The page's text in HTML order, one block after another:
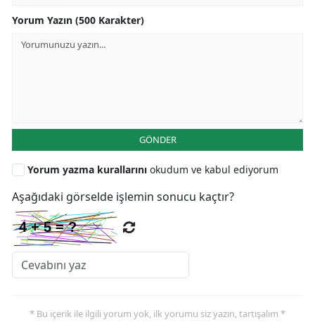
Yorum Yazın (500 Karakter)
GÖNDER
Yorum yazma kurallarını okudum ve kabul ediyorum
Aşağıdaki görselde işlemin sonucu kaçtır?
* Bu içerik ile ilgili yorum yok, ilk yorumu siz yazın, tartışalım *